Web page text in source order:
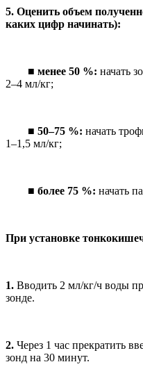
5. Оценить объем
каких цифр начинать):
■ менее 50 %: начать
2–4 мл/кг;
■ 50–75 %: начать
1–1,5 мл/кг;
■ более 75 %: начать
При установке
1. Вводить 2 мл/кг/ч воды
зонде.
2. Через 1 час прекратить
зонд на 30 минут.